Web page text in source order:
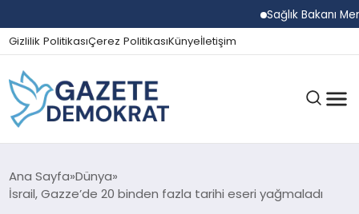
Sağlık Bakanı
Gizlilik PolitikasıÇerez PolitikasıKünyeİletişim
GÜNDEM
Ana Sayfa Dünya
İsrail, Gazze’de 20 binden fazla tarihi eseri yağmaladı